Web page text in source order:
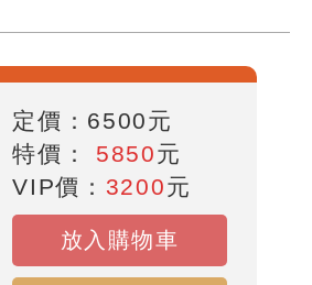
定價： 6500元
特價： 5850元
VIP價： 3200元
放入購物車